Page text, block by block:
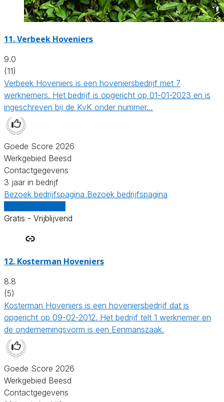
11.Verbeek Hoveniers
9.0
(11)
Verbeek Hoveniers is een hoveniersbedrijf met 7
werknemers. Het bedrijf is opgericht op 01-01-2023 en is
ingeschreven bij de KvK onder nummer…
Goede Score 2026
Werkgebied Beesd
Contactgegevens
3 jaar in bedrijf
Bezoek bedrijfspagina Bezoek bedrijfspagina
Gratis - Vrijblijvend
12. Kosterman Hoveniers
8.8
(5)
Kosterman Hoveniers is een hoveniersbedrijf dat is
opgericht op 09-02-2012. Het bedrijf telt 1 werknemer en
de ondernemingsvorm is een Eenmanszaak.
Goede Score 2026
Werkgebied Beesd
Contactgegevens